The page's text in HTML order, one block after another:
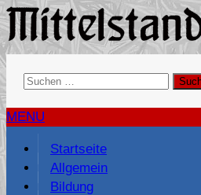
Suchen
MENU
Startseite
Allgemein
Bildung